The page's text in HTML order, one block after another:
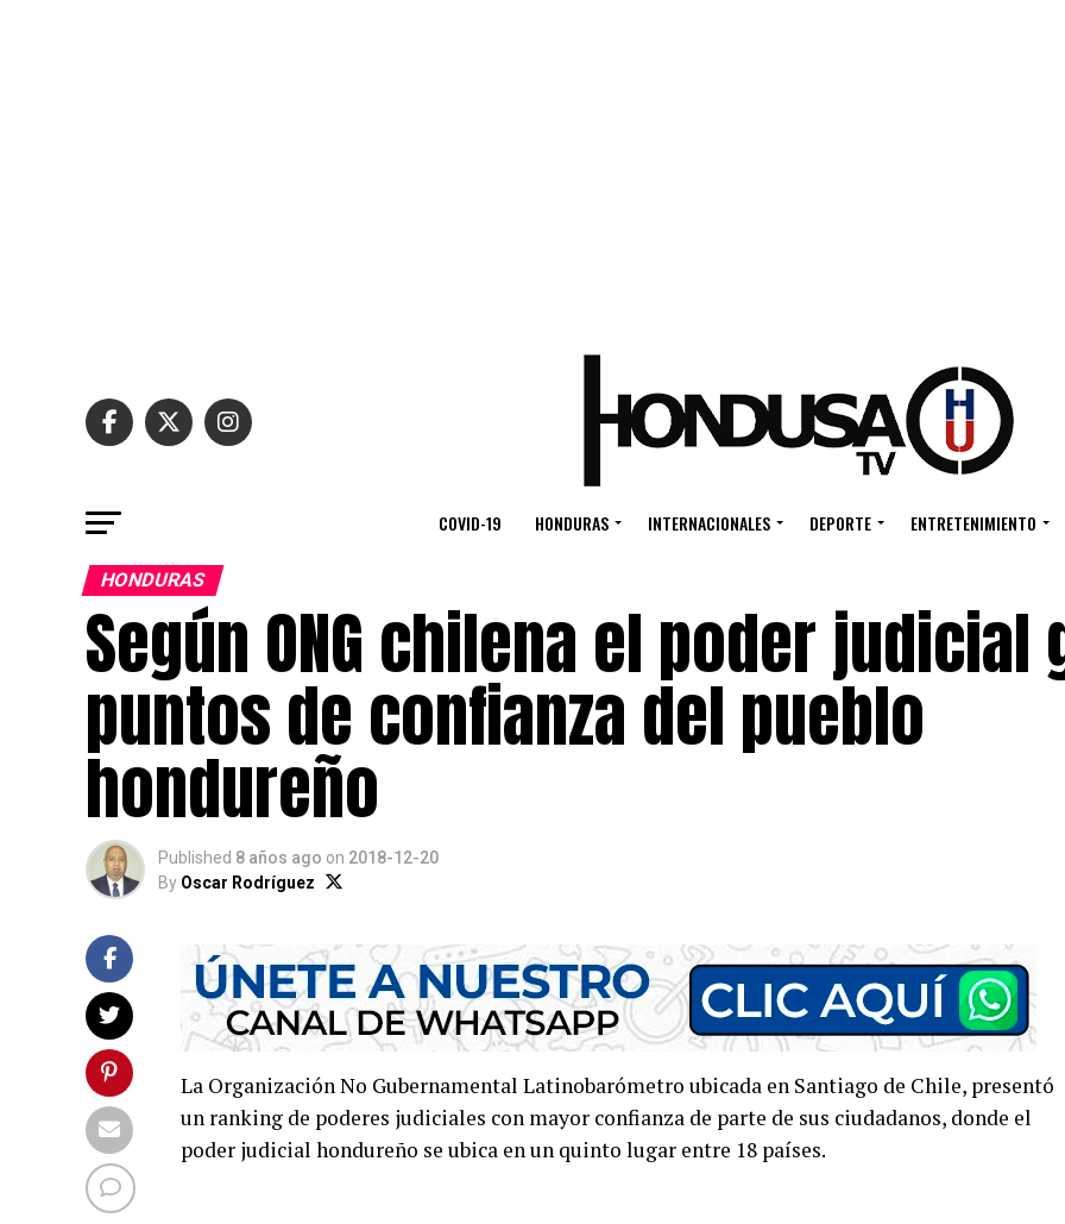
COVID-19 HONDURAS INTERNACIONALES DEPORTE ENTRETENIMIENTO
HONDURAS
Según ONG chilena el poder judicial
puntos de confianza del pueblo
hondureño
Published 8 años ago on 2018-12-20
By Oscar Rodríguez
La Organización No Gubernamental Latinobarómetro ubicada en Santiago de Chile, presentó
un ranking de poderes judiciales con mayor confianza de parte de sus ciudadanos, donde el
poder judicial hondureño se ubica en un quinto lugar entre 18 países.